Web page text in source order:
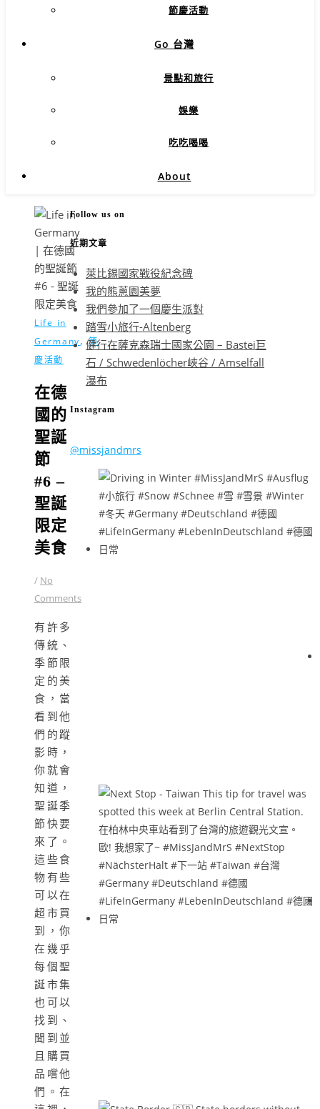
節慶活動
Go 台灣
景點和旅行
娛樂
吃吃喝喝
About
Life in
Germany,節
慶活動
在德
國的
聖誕
節
#6 –
聖誕
限定
美食
/ No
Comments
有許多
傳統、
季節限
定的美
食，當
看到他
們的蹤
影時，
你就會
知道，
聖誕季
節快要
來了。
這些食
物有些
可以在
超市買
到，你
在幾乎
每個聖
誕市集
也可以
找到、
聞到並
且購買
品嚐他
們。在
Follow us on
近期文章
萊比錫國家戰役紀念碑
我的熊蔥園美夢
我們參加了一個慶生派對
踏雪小旅行-Altenberg
健行在薩克森瑞士國家公園 – Bastei巨
石 / Schwedenlöcher峽谷 / Amselfall
瀑布
Instagram
@missjandmrs